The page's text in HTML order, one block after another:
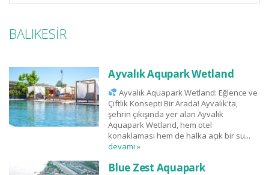
BALIKESİR
Ayvalık Aqupark Wetland
Ayvalık Aquapark Wetland: Eğlence ve
Çiftlik Konsepti Bir Arada! Ayvalık'ta,
şehrin çıkışında yer alan Ayvalık
Aquapark Wetland, hem otel
konaklaması hem de halka açık bir su...
devamı »
Blue Zest Aquapark